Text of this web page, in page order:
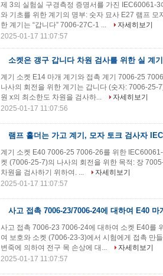
제 3의 실험실 구경측정 증명서를 가진 IEC60061-
와 기초를 위한 계기의 명부: 숫자 묘사 E27 램프
한 계기는 “갑니다” 7006-27C-1 ...
자세히보기
2025-01-17 11:07:57
소켓은 갱구 갑니다 차원 검사를 위한 실 계
계기 소켓 E14 마개 계기와 접촉 계기 7006-25
나사의 회전을 위한 계기는 갑니다 (숫자: 7006-
원 x의 최소한도 차원을 검사하...
자세히보기
2025-01-17 11:07:56
램프 홀더는 가고 계기, 모자 토크 검사자
계기 소켓 E40 7006-25 7006-26를 위한
켓 (7006-25-7)의 나사의 회전을 위한 목적: 장
차원을 검사하기 위하여. ...
자세히보기
2025-01-17 11:07:57
사고 접촉 7006-23/7006-24에 대하여 E40 마
사고 접촉 7006-23 7006-24에 대하여 소켓 E40를
여 보호와 소켓 (7006-23-3)에서 시험에게 접촉 만
변죽에 의하여 전구 목 손상에 대...
자세히보기
2025-01-17 11:07:57